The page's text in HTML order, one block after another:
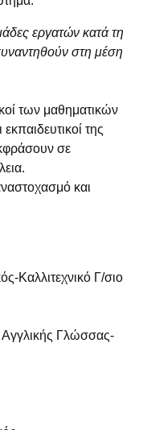
εργατών κατά τη
στη μέση
των μαθηματικών
της
σε
και
Καλλιτεχνικό Γ/σιο
Γλώσσας-